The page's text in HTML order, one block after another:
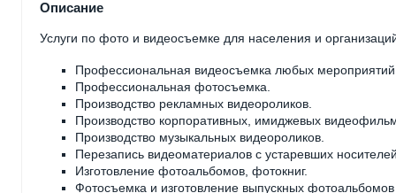
Описание
Услуги по фото и видеосъемке для населения и
Профессиональная видеосъемка любых
Профессиональная фотосъемка.
Производство рекламных видеороликов.
Производство корпоративных, имиджевых
Производство музыкальных видеороликов.
Перезапись видеоматериалов с устаревших
Изготовление фотоальбомов, фотокниг.
Фотосъемка и изготовление выпускных